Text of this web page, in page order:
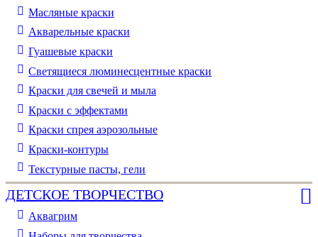
Масляные краски
Акварельные краски
Гуашевые краски
Светящиеся люминесцентные краски
Краски для свечей и мыла
Краски с эффектами
Краски спрея аэрозольные
Краски-контуры
Текстурные пасты, гели
ДЕТСКОЕ ТВОРЧЕСТВО
Аквагрим